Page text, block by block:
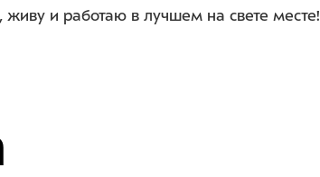
живу и работаю в лучшем на свете месте!